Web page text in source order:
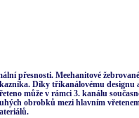
přesnosti. Meehanitové
Díky tříkanálovému designu
může v rámci 3. kanálu
obrobků mezi hlavním